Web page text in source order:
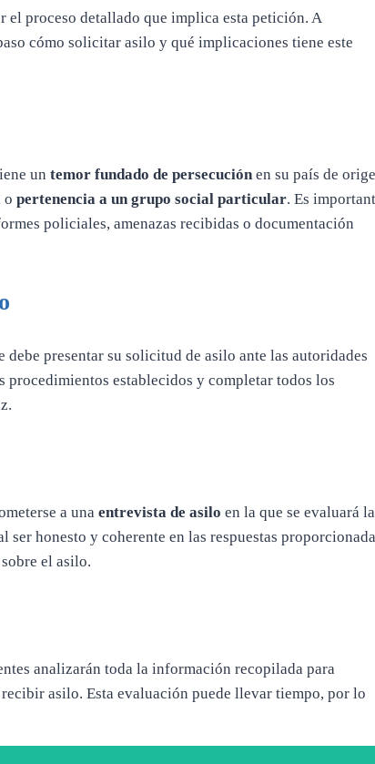
el proceso detallado que implica esta petición. A
cómo solicitar asilo y qué implicaciones tiene este
un temor fundado de persecuciónen su país de
o pertenencia a un grupo social particular. Es
policiales, amenazas recibidas o documentación
presentar su solicitud de asilo ante las autoridades
procedimientos establecidos y completar todos los
a una entrevista de asilo en la que se evaluará la
honesto y coherente en las respuestas
el asilo.
analizarán toda la información recopilada para
asilo. Esta evaluación puede llevar tiempo, por lo